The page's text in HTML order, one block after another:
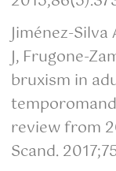
Jiménez-Silva
J, Frugone-
bruxism in
review from
Scand.